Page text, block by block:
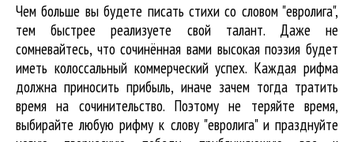
Чем больше вы будете писать стихи со словом "евролига",
тем быстрее реализуете свой талант. Даже не
сомневайтесь, что сочинённая вами высокая поэзия будет
иметь колоссальный коммерческий успех. Каждая рифма
должна приносить прибыль, иначе зачем тогда тратить
время на сочинительство. Поэтому не теряйте время,
выбирайте любую рифму к слову "евролига" и празднуйте